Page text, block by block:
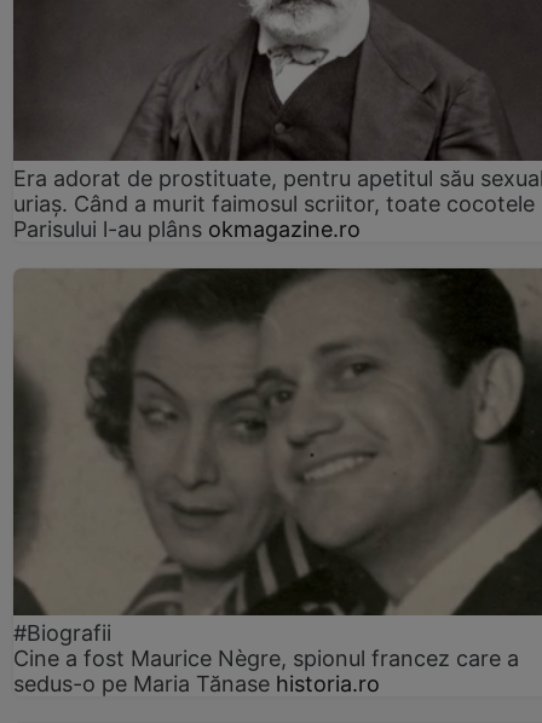
Era adorat de prostituate, pentru apetitul său
uriaș. Când a murit faimosul scriitor, toate cocotele
Parisului l-au plâns okmagazine.ro
#Biografii
Cine a fost Maurice Nègre, spionul francez care a
sedus-o pe Maria Tănase historia.ro